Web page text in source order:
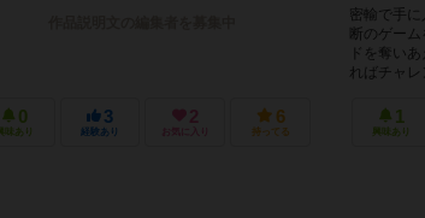
0
味あり
3
経験あり
2
お気に入り
6
持ってる
密輸で手
断のゲー
ドを奪い
ればチャレ
1
興味あり